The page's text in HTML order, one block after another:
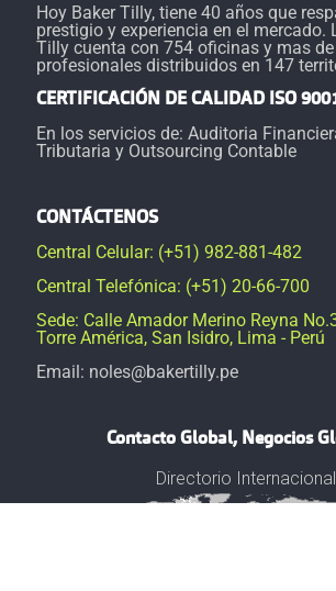
Hoy Baker Tilly, tiene 40 años que
prestigio y experiencia en el mercado.
Tilly cuenta con 754 oficinas y mas
profesionales distribuidos en 147
CERTIFICACIÓN DE CALIDAD ISO
En los servicios de: Auditoria
Tributaria y Outsourcing Contable
CONTÁCTENOS
Central Celular: (+51) 982-881-482
Central Telefónica: (+51) 20-66-700
Sede: Calle Amador Merino Reyna
Torre América, San Isidro, Lima - Perú
Email: noles@bakertilly.pe
Contacto Global, Negocios
Directorio Internacional